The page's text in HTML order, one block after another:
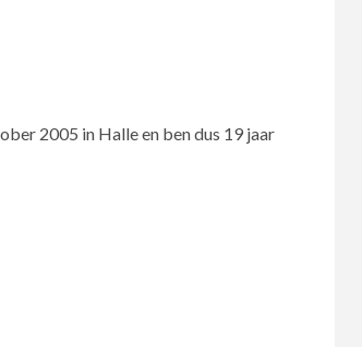
2005 in Halle en ben dus 19 jaar